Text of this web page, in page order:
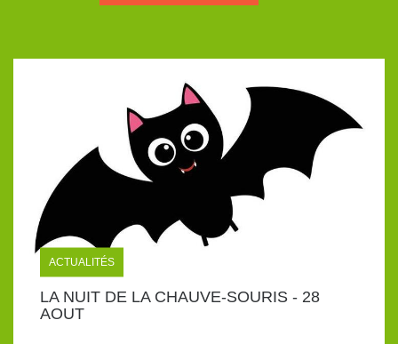
ACTUALITÉS
LA NUIT DE LA CHAUVE-SOURIS - 28
AOUT